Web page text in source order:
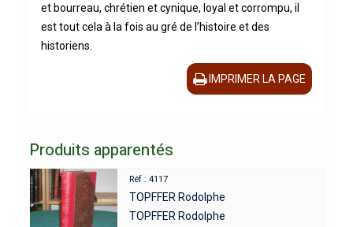
et bourreau, chrétien et cynique, loyal et corrompu, il
est tout cela à la fois au gré de l’histoire et des
historiens.
IMPRIMER LA PAGE
Produits apparentés
Réf : 4117
TOPFFER Rodolphe
TOPFFER Rodolphe